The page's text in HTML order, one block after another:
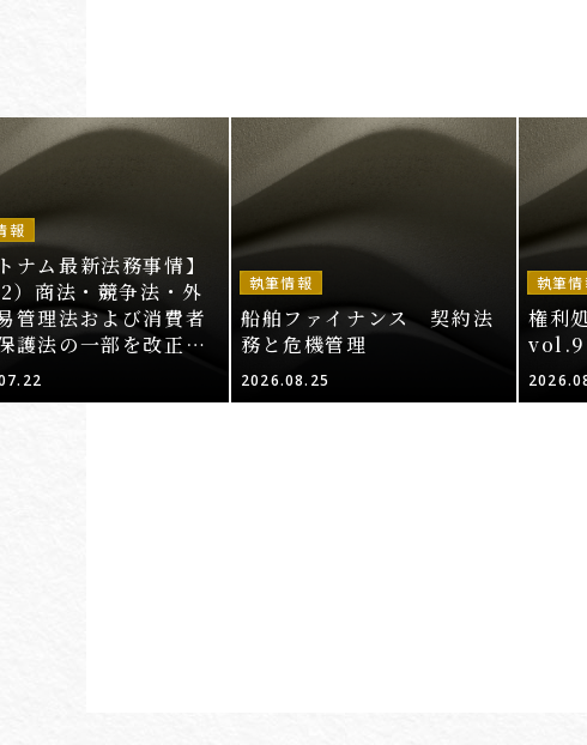
報
ナム最新法務事情】
）商法・競争法・外
管理法および消費者
護法の一部を改正・
る法律案（その2）
執筆情報
船舶ファイナンス 契約法
務と危機管理
2026.08.25
執筆情
権利
vol.9